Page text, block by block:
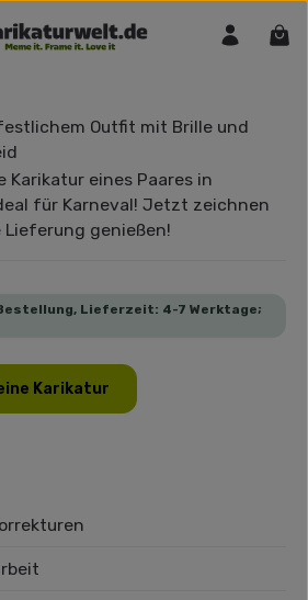
Karikatur eines Paares in
für Karneval! Jetzt zeichnen
genießen!
Lieferzeit: 4-7 Werktage;
Karikatur